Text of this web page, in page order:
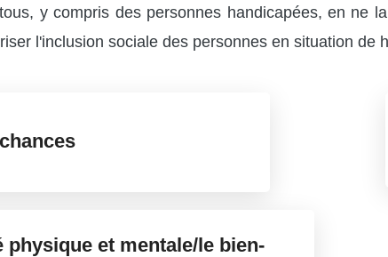
y compris des personnes handicapées, en ne
l'inclusion sociale des personnes en situation de
physique et mentale/le bien-